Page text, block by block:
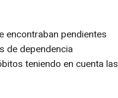
encontraban pendientes
de dependencia
teniendo en cuenta las